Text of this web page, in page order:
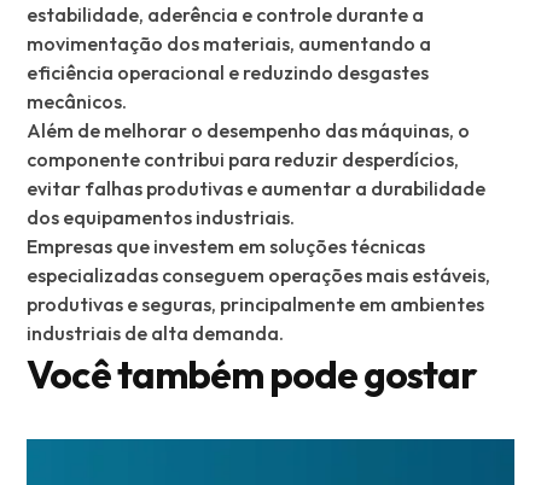
estabilidade, aderência e controle durante a
movimentação dos materiais, aumentando a
eficiência operacional e reduzindo desgastes
mecânicos.
Além de melhorar o desempenho das máquinas, o
componente contribui para reduzir desperdícios,
evitar falhas produtivas e aumentar a durabilidade
dos equipamentos industriais.
Empresas que investem em soluções técnicas
especializadas conseguem operações mais estáveis,
produtivas e seguras, principalmente em ambientes
industriais de alta demanda.
Você também pode gostar